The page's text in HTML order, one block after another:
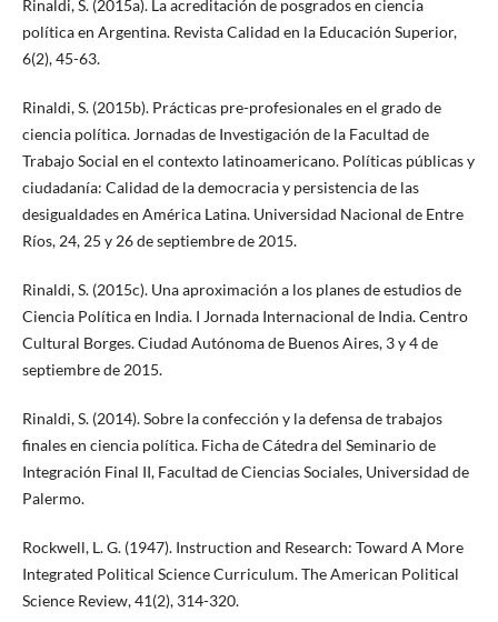
Rinaldi, S. (2015a). La acreditación de posgrados en ciencia
política en Argentina. Revista Calidad en la Educación Superior,
6(2), 45-63.
Rinaldi, S. (2015b). Prácticas pre-profesionales en el grado de
ciencia política. Jornadas de Investigación de la Facultad de
Trabajo Social en el contexto latinoamericano. Políticas públicas y
ciudadanía: Calidad de la democracia y persistencia de las
desigualdades en América Latina. Universidad Nacional de Entre
Ríos, 24, 25 y 26 de septiembre de 2015.
Rinaldi, S. (2015c). Una aproximación a los planes de estudios de
Ciencia Política en India. I Jornada Internacional de India. Centro
Cultural Borges. Ciudad Autónoma de Buenos Aires, 3 y 4 de
septiembre de 2015.
Rinaldi, S. (2014). Sobre la confección y la defensa de trabajos
finales en ciencia política. Ficha de Cátedra del Seminario de
Integración Final II, Facultad de Ciencias Sociales, Universidad de
Palermo.
Rockwell, L. G. (1947). Instruction and Research: Toward A More
Integrated Political Science Curriculum. The American Political
Science Review, 41(2), 314-320.